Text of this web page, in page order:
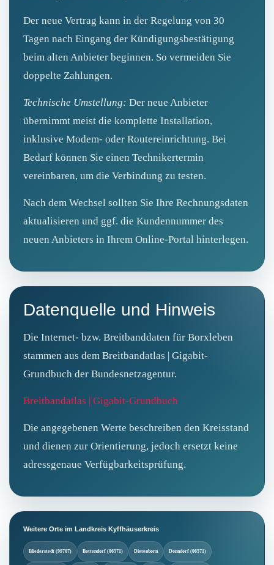
Der neue Vertrag kann in der Regelung von 30
Tagen nach Eingang der Kündigungsbestätigung
beim alten Anbieter beginnen. So vermeiden Sie
doppelte Zahlungen.
Technische Umstellung: Der neue Anbieter
übernimmt meist die komplette Installation,
inklusive Modem- oder Routereinrichtung. Bei
Bedarf können Sie einen Technikertermin
vereinbaren, um die Verbindung zu testen.
Nach dem Wechsel sollten Sie Ihre Rechnungsdaten
aktualisieren und ggf. die Kundennummer des
neuen Anbieters in Ihrem Online‑Portal hinterlegen.
Datenquelle und Hinweis
Die Internet- bzw. Breitbanddaten für Borxleben
stammen aus dem Breitbandatlas | Gigabit-
Grundbuch der Bundesnetzagentur.
Breitbandatlas | Gigabit-Grundbuch
Die angegebenen Werte beschreiben den Kreisstand
und dienen zur Orientierung, jedoch ersetzt keine
adressgenaue Verfügbarkeitsprüfung.
Weitere Orte im Landkreis Kyffhäuserkreis
Bliederstedt (99707) Bottendorf (06571) Dietenborn Donndorf (06571)